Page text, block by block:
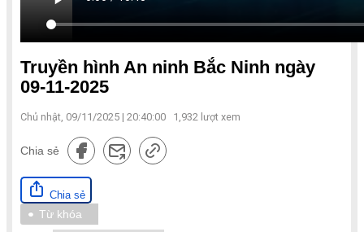
Truyền hình An ninh Bắc Ninh ngày
09-11-2025
Chủ nhật, 09/11/2025 | 20:40:00 1,932 lượt xem
Chia sẻ
Chia sẻ
Từ khóa